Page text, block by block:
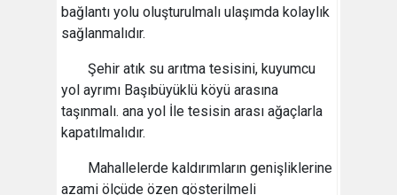
bağlantı yolu oluşturulmalı ulaşımda kolaylık
sağlanmalıdır.
Şehir atık su arıtma tesisini, kuyumcu
yol ayrımı Başıbüyüklü köyü arasına
taşınmalı. ana yol İle tesisin arası ağaçlarla
kapatılmalıdır.
Mahallelerde kaldırımların genişliklerine
azami ölçüde özen gösterilmeli